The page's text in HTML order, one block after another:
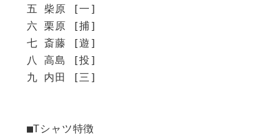
五 柴原 [一]
六 栗原 [捕]
七 斎藤 [遊]
八 高島 [投]
九 内田 [三]
■Tシャツ特徴